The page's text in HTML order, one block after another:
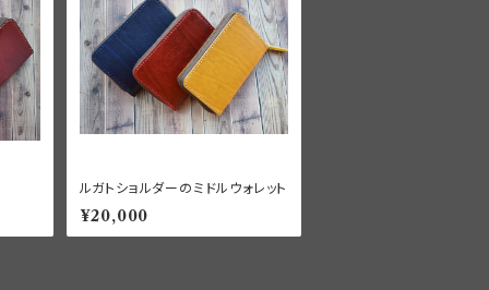
ルガトショルダーのミドルウォレット
¥20,000